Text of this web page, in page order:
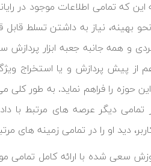
این که تمامی اطلاعات موجود در
بهینه، نیاز به داشتن تسلط
و همه جانبه جعبه ابزار پردازش
از پیش پردازش و یا استخراج
حوزه را فراهم نماید. به طور
دیگر عرصه های مرتبط با
دید او را در تمامی زمینه های
سعی شده با ارائه کامل